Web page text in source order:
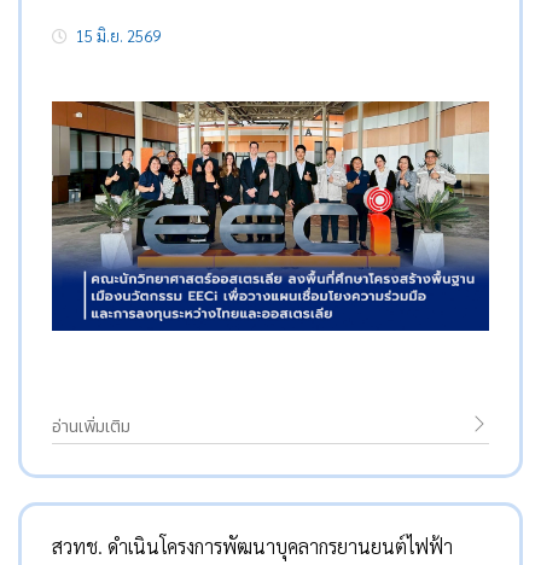
15 มิ.ย. 2569
อ่านเพิ่มเติม
สวทช. ดำเนินโครงการพัฒนาบุคลากรยานยนต์ไฟฟ้า